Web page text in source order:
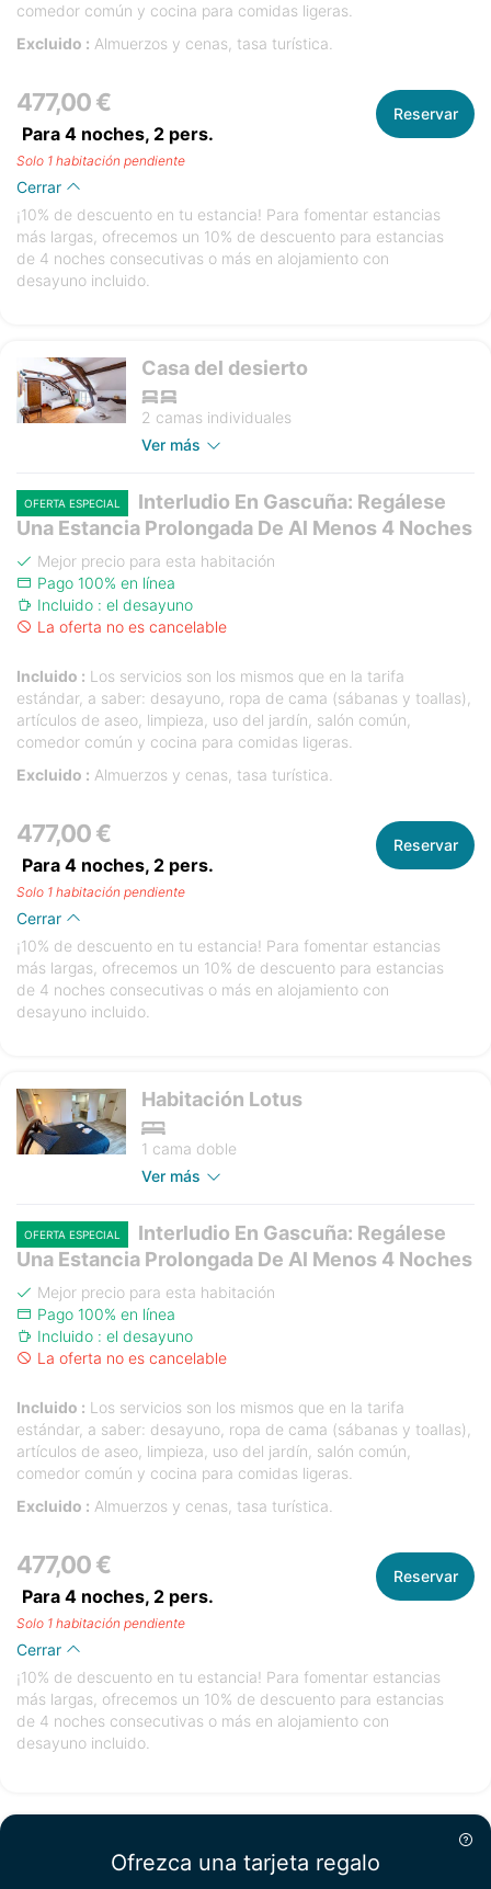
comedor común y cocina para comidas ligeras.
Excluido : Almuerzos y cenas, tasa turística.
477,00 €
Para 4 noches, 2 pers.
Reservar
Solo 1 habitación pendiente
Cerrar
¡10% de descuento en tu estancia! Para fomentar estancias
más largas, ofrecemos un 10% de descuento para estancias
de 4 noches consecutivas o más en alojamiento con
desayuno incluido.
Casa del desierto
2 camas individuales
Ver más
OFERTA ESPECIAL
Interludio En Gascuña: Regálese
Una Estancia Prolongada De Al Menos 4 Noches
Mejor precio para esta habitación
Pago 100% en línea
Incluido : el desayuno
La oferta no es cancelable
Incluido : Los servicios son los mismos que en la tarifa
estándar, a saber: desayuno, ropa de cama (sábanas y toallas),
artículos de aseo, limpieza, uso del jardín, salón común,
comedor común y cocina para comidas ligeras.
Excluido : Almuerzos y cenas, tasa turística.
477,00 €
Para 4 noches, 2 pers.
Reservar
Solo 1 habitación pendiente
Cerrar
¡10% de descuento en tu estancia! Para fomentar estancias
más largas, ofrecemos un 10% de descuento para estancias
de 4 noches consecutivas o más en alojamiento con
desayuno incluido.
Habitación Lotus
1 cama doble
Ver más
OFERTA ESPECIAL
Interludio En Gascuña: Regálese
Una Estancia Prolongada De Al Menos 4 Noches
Mejor precio para esta habitación
Pago 100% en línea
Incluido : el desayuno
La oferta no es cancelable
Incluido : Los servicios son los mismos que en la tarifa
estándar, a saber: desayuno, ropa de cama (sábanas y toallas),
artículos de aseo, limpieza, uso del jardín, salón común,
comedor común y cocina para comidas ligeras.
Excluido : Almuerzos y cenas, tasa turística.
477,00 €
Para 4 noches, 2 pers.
Reservar
Solo 1 habitación pendiente
Cerrar
¡10% de descuento en tu estancia! Para fomentar estancias
más largas, ofrecemos un 10% de descuento para estancias
de 4 noches consecutivas o más en alojamiento con
desayuno incluido.
Ofrezca una tarjeta regalo